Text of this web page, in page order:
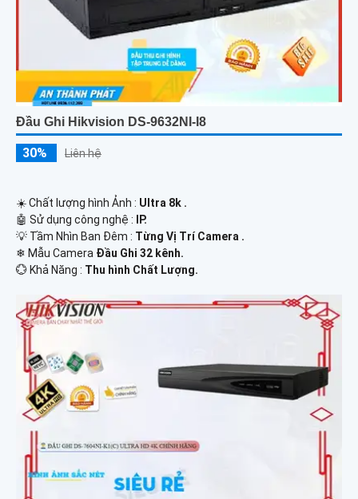
Đầu Ghi Hikvision DS-9632NI-I8
30% Liên hệ
☀️ Chất lượng hình Ảnh : Ultra 8k .
🤖️ Sử dụng công nghệ :
IP.
💡 Tầm Nhìn Ban Đêm : Từng Vị Trí Camera .
❄ Mẫu Camera Đầu Ghi 32 kênh.
️💮 Khả Năng : Thu hình Chất Lượng.